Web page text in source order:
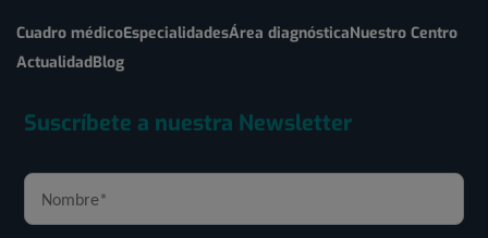
Cuadro médicoEspecialidadesÁrea diagnósticaNuestro Centro
ActualidadBlog
Suscríbete a nuestra Newsletter